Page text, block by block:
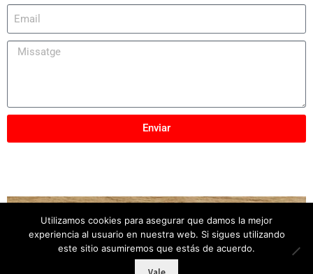
Enviar
Copyright © 2025 Mobles Elber – Tots els drets
reservats
Utilizamos cookies para asegurar que damos la mejor
experiencia al usuario en nuestra web. Si sigues utilizando
este sitio asumiremos que estás de acuerdo.